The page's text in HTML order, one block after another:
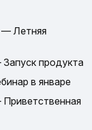
— Летняя
продукта
в январе